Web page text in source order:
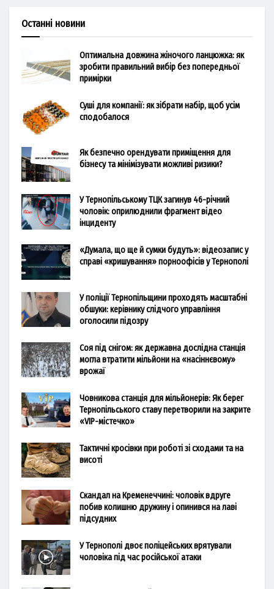
Останні новини
Оптимальна довжина жіночого ланцюжка: як
зробити правильний вибір без попередньої
примірки
Суші для компанії: як зібрати набір, щоб усім
сподобалося
Як безпечно орендувати приміщення для
бізнесу та мінімізувати можливі ризики?
У Тернопільському ТЦК загинув 46-річний
чоловік: оприлюднили фрагмент відео
інциденту
«Думала, що ще й сумки будуть»: відеозапис у
справі «кришування» порноофісів у Тернополі
У поліції Тернопільщини проходять масштабні
обшуки: керівнику слідчого управління
оголосили підозру
Соя під снігом: як державна дослідна станція
могла втратити мільйони на «насіннєвому»
врожаї
Човникова станція для мільйонерів: Як берег
Тернопільського ставу перетворили на закрите
«VIP-містечко»
Тактичні кросівки при роботі зі сходами та на
висоті
Скандал на Кременеччині: чоловік вдруге
побив колишню дружину і опинився на лаві
підсудних
У Тернополі двоє поліцейських врятували
чоловіка під час російської атаки